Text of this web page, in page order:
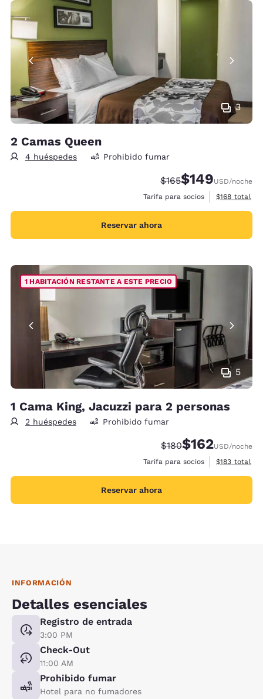
3
2 Camas Queen
4 huéspedes Prohibido fumar
Precio tachado:
$165Precio con
$149USD/noche
Tarifa para socios
Ver detalles
$168 total
Reservar ahora
5
1 HABITACIÓN RESTANTE A ESTE PRECIO
1 Cama King, Jacuzzi para 2 personas
2 huéspedes Prohibido fumar
Precio tachado:
$180Precio con
$162USD/noche
Tarifa para socios
Ver detalles
$183 total
Reservar ahora
INFORMACIÓN
Detalles esenciales
Registro de entrada
3:00 PM
Check-Out
11:00 AM
Prohibido fumar
Hotel para no fumadores